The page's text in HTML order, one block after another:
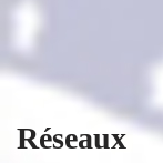
Réseaux